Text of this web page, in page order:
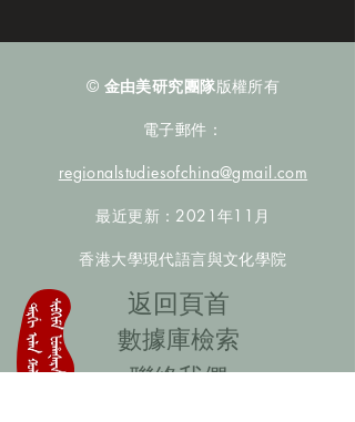
© 金由美研究團隊版權所有
電子郵件：
regionalstudiesofchina@gmail.com
最近更新：2021年11月
香港大學現代語言與文化學院
​返回頁首
數據庫檢索
聯絡我們